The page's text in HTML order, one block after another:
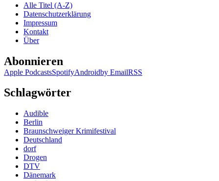
Alle Titel (A-Z)
Datenschutzerklärung
Impressum
Kontakt
Über
Abonnieren
Apple PodcastsSpotifyAndroidby EmailRSS
Schlagwörter
Audible
Berlin
Braunschweiger Krimifestival
Deutschland
dorf
Drogen
DTV
Dänemark